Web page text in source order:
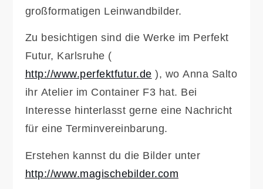
großformatigen Leinwandbilder.
Zu besichtigen sind die Werke im Perfekt
Futur, Karlsruhe (
http://www.perfektfutur.de ), wo Anna Salto
ihr Atelier im Container F3 hat. Bei
Interesse hinterlasst gerne eine Nachricht
für eine Terminvereinbarung.
Erstehen kannst du die Bilder unter
http://www.magischebilder.com